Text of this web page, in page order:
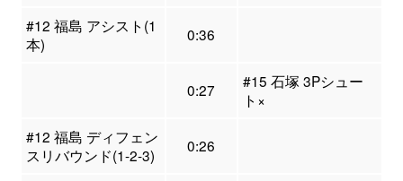
#12 福島 アシスト(1
本)
0:36
0:27
#15 石塚 3Pシュー
ト×
#12 福島 ディフェン
スリバウンド(1-2-3)
0:26